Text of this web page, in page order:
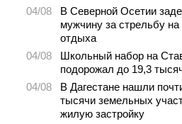
04/08
В Северной Осетии
мужчину за стрельбу на
отдыха
04/08
Школьный набор на
подорожал до 19,3
04/08
В Дагестане нашли
тысячи земельных
жилую застройку